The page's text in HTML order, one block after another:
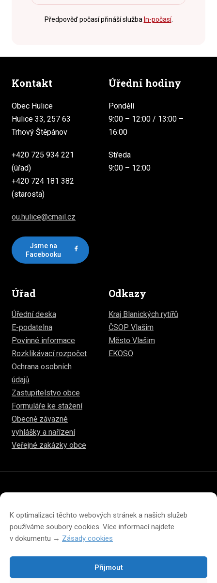
K optimalizaci těchto webových stránek a našich služeb
používáme soubory cookies. Více informací najdete
v dokumentu → Zásady cookies
Přijmout
Předpověď počasí přináší služba In-počasí.
Kontakt
Obec Hulice
Hulice 33, 257 63
Trhový Štěpánov
+420 725 934 221
(úřad)
+420 724 181 382
(starosta)
ou.hulice@cmail.cz
Jsme na
Facebooku
Úřední hodiny
Pondělí
9:00 – 12:00 / 13:00 –
16:00
Středa
9:00 – 12:00
Úřad
Úřední deska
E-podatelna
Povinné informace
Rozklikávací rozpočet
Ochrana osobních
údajů
Zastupitelstvo obce
Formuláře ke stažení
Obecně závazné
vyhlášky a nařízení
Veřejné zakázky obce
Odkazy
Kraj Blanických rytířů
ČSOP Vlašim
Město Vlašim
EKOSO
Prohlášení o přístupnosti
Prohlášení o ochraně soukromí
Zásady cookies (EU)
Změna velikosti písma na webu